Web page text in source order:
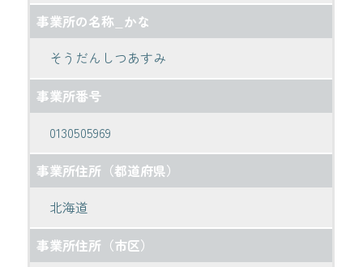
事業所の名称_かな
そうだんしつあすみ
事業所番号
0130505969
事業所住所（都道府県）
北海道
事業所住所（市区）